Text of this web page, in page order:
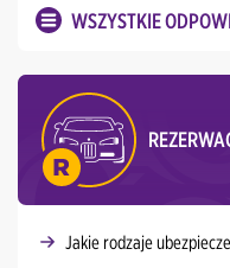
WSZYSTKIE
Jakie rodzaje